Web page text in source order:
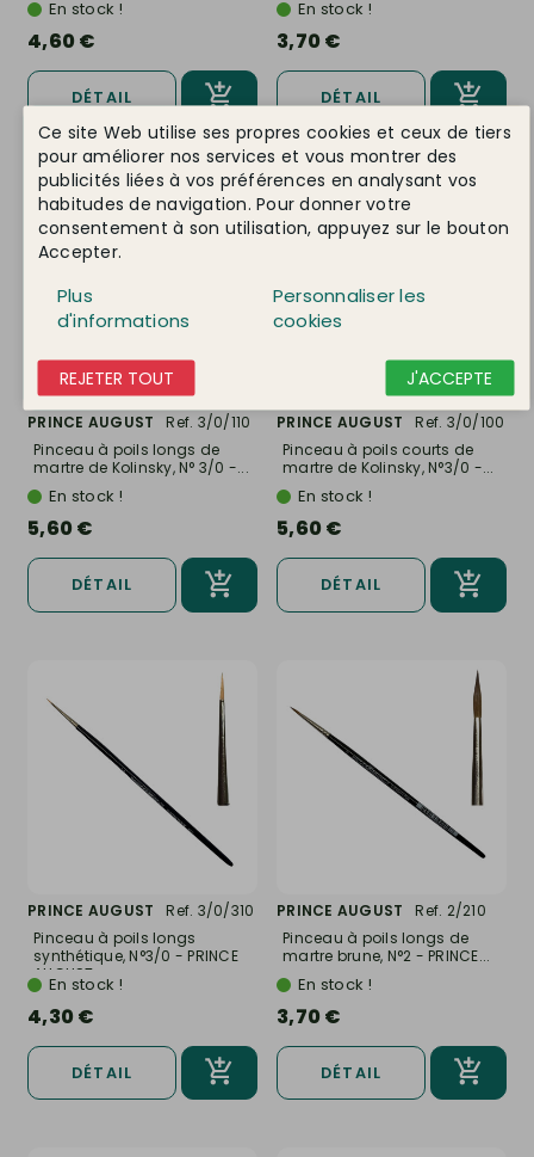
En stock !
4,60 €
DÉTAIL
En stock !
3,70 €
DÉTAIL
PRINCE AUGUST
Ref. 3/0/110
Pinceau à poils longs de
martre de Kolinsky, N° 3/0 -...
En stock !
5,60 €
DÉTAIL
PRINCE AUGUST
Ref. 3/0/100
Pinceau à poils courts de
martre de Kolinsky, N°3/0 -...
En stock !
5,60 €
DÉTAIL
PRINCE AUGUST
Ref. 3/0/310
Pinceau à poils longs
synthétique, N°3/0 - PRINCE
AUGUST...
En stock !
4,30 €
DÉTAIL
PRINCE AUGUST
Ref. 2/210
Pinceau à poils longs de
martre brune, N°2 - PRINCE...
En stock !
3,70 €
DÉTAIL
Ce site Web utilise ses propres cookies et ceux de tiers
pour améliorer nos services et vous montrer des
publicités liées à vos préférences en analysant vos
habitudes de navigation. Pour donner votre
consentement à son utilisation, appuyez sur le bouton
Accepter.
Plus
d'informations
Personnaliser les
cookies
REJETER TOUT J'ACCEPTE